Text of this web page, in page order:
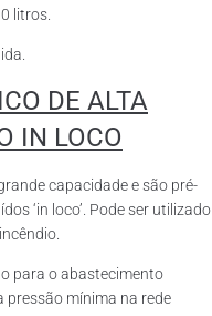
litros.
DE ALTA
IN LOCO
capacidade e são pré-
‘in loco’. Pode ser utilizado
para o abastecimento
pressão mínima na rede